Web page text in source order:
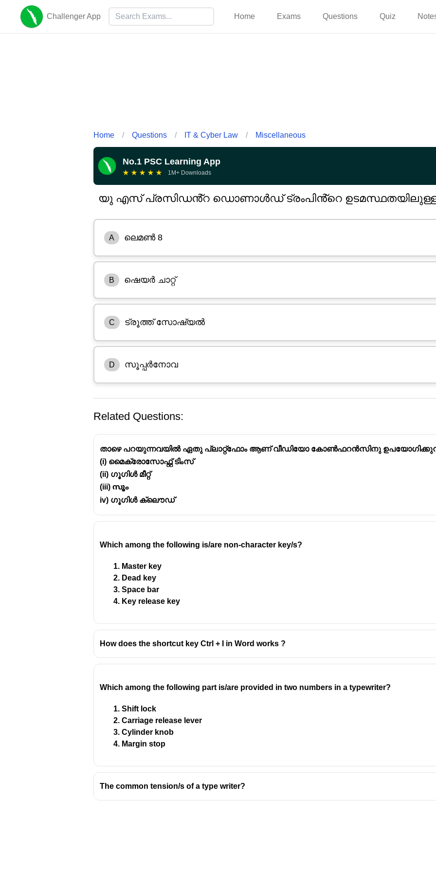
Challenger App Home Exams Questions Quiz
Home / Questions / IT & Cyber Law / Miscellaneous
No.1 PSC Learning App
★ ★ ★ ★ ★ 1M+ Downloads
യു എസ് പ്രസിഡൻ്റ ഡൊണാൾഡ് ട്രംപിൻ്റെ
A ലെമൺ 8
B ഷെയർ ചാറ്റ്
C ട്രൂത്ത് സോഷ്യൽ
D സൂപ്പർനോവ
• കമ്പനി സ്ഥാപിതമായത് - 2021
• പ്രവർത്തനം ആരംഭിച്ച വർഷം - 2022
• ആസ്ഥാനം - ഫ്ലോറിഡ
Related Questions:
താഴെ പറയുന്നവയിൽ ഏതു പ്ലാറ്റ്ഫോം ആണ് വീഡിയോ കോൺഫറൻസിനു
(i) മൈക്രോസോഫ്റ്റ് ടിംസ്
(ii) ഗൂഗിൾ മീറ്റ്
(iii) സൂം
iv) ഗൂഗിൾ ക്ലൌഡ്
Which among the following is/are non-character key/s?
Master key
Dead key
Space bar
Key release key
How does the shortcut key Ctrl + I in Word works ?
Which among the following part is/are provided in two numbers in a typewriter?
Shift lock
Carriage release lever
Cylinder knob
Margin stop
The common tension/s of a type writer?